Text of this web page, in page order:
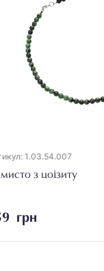
1.03.54.007
з цоізиту
грн